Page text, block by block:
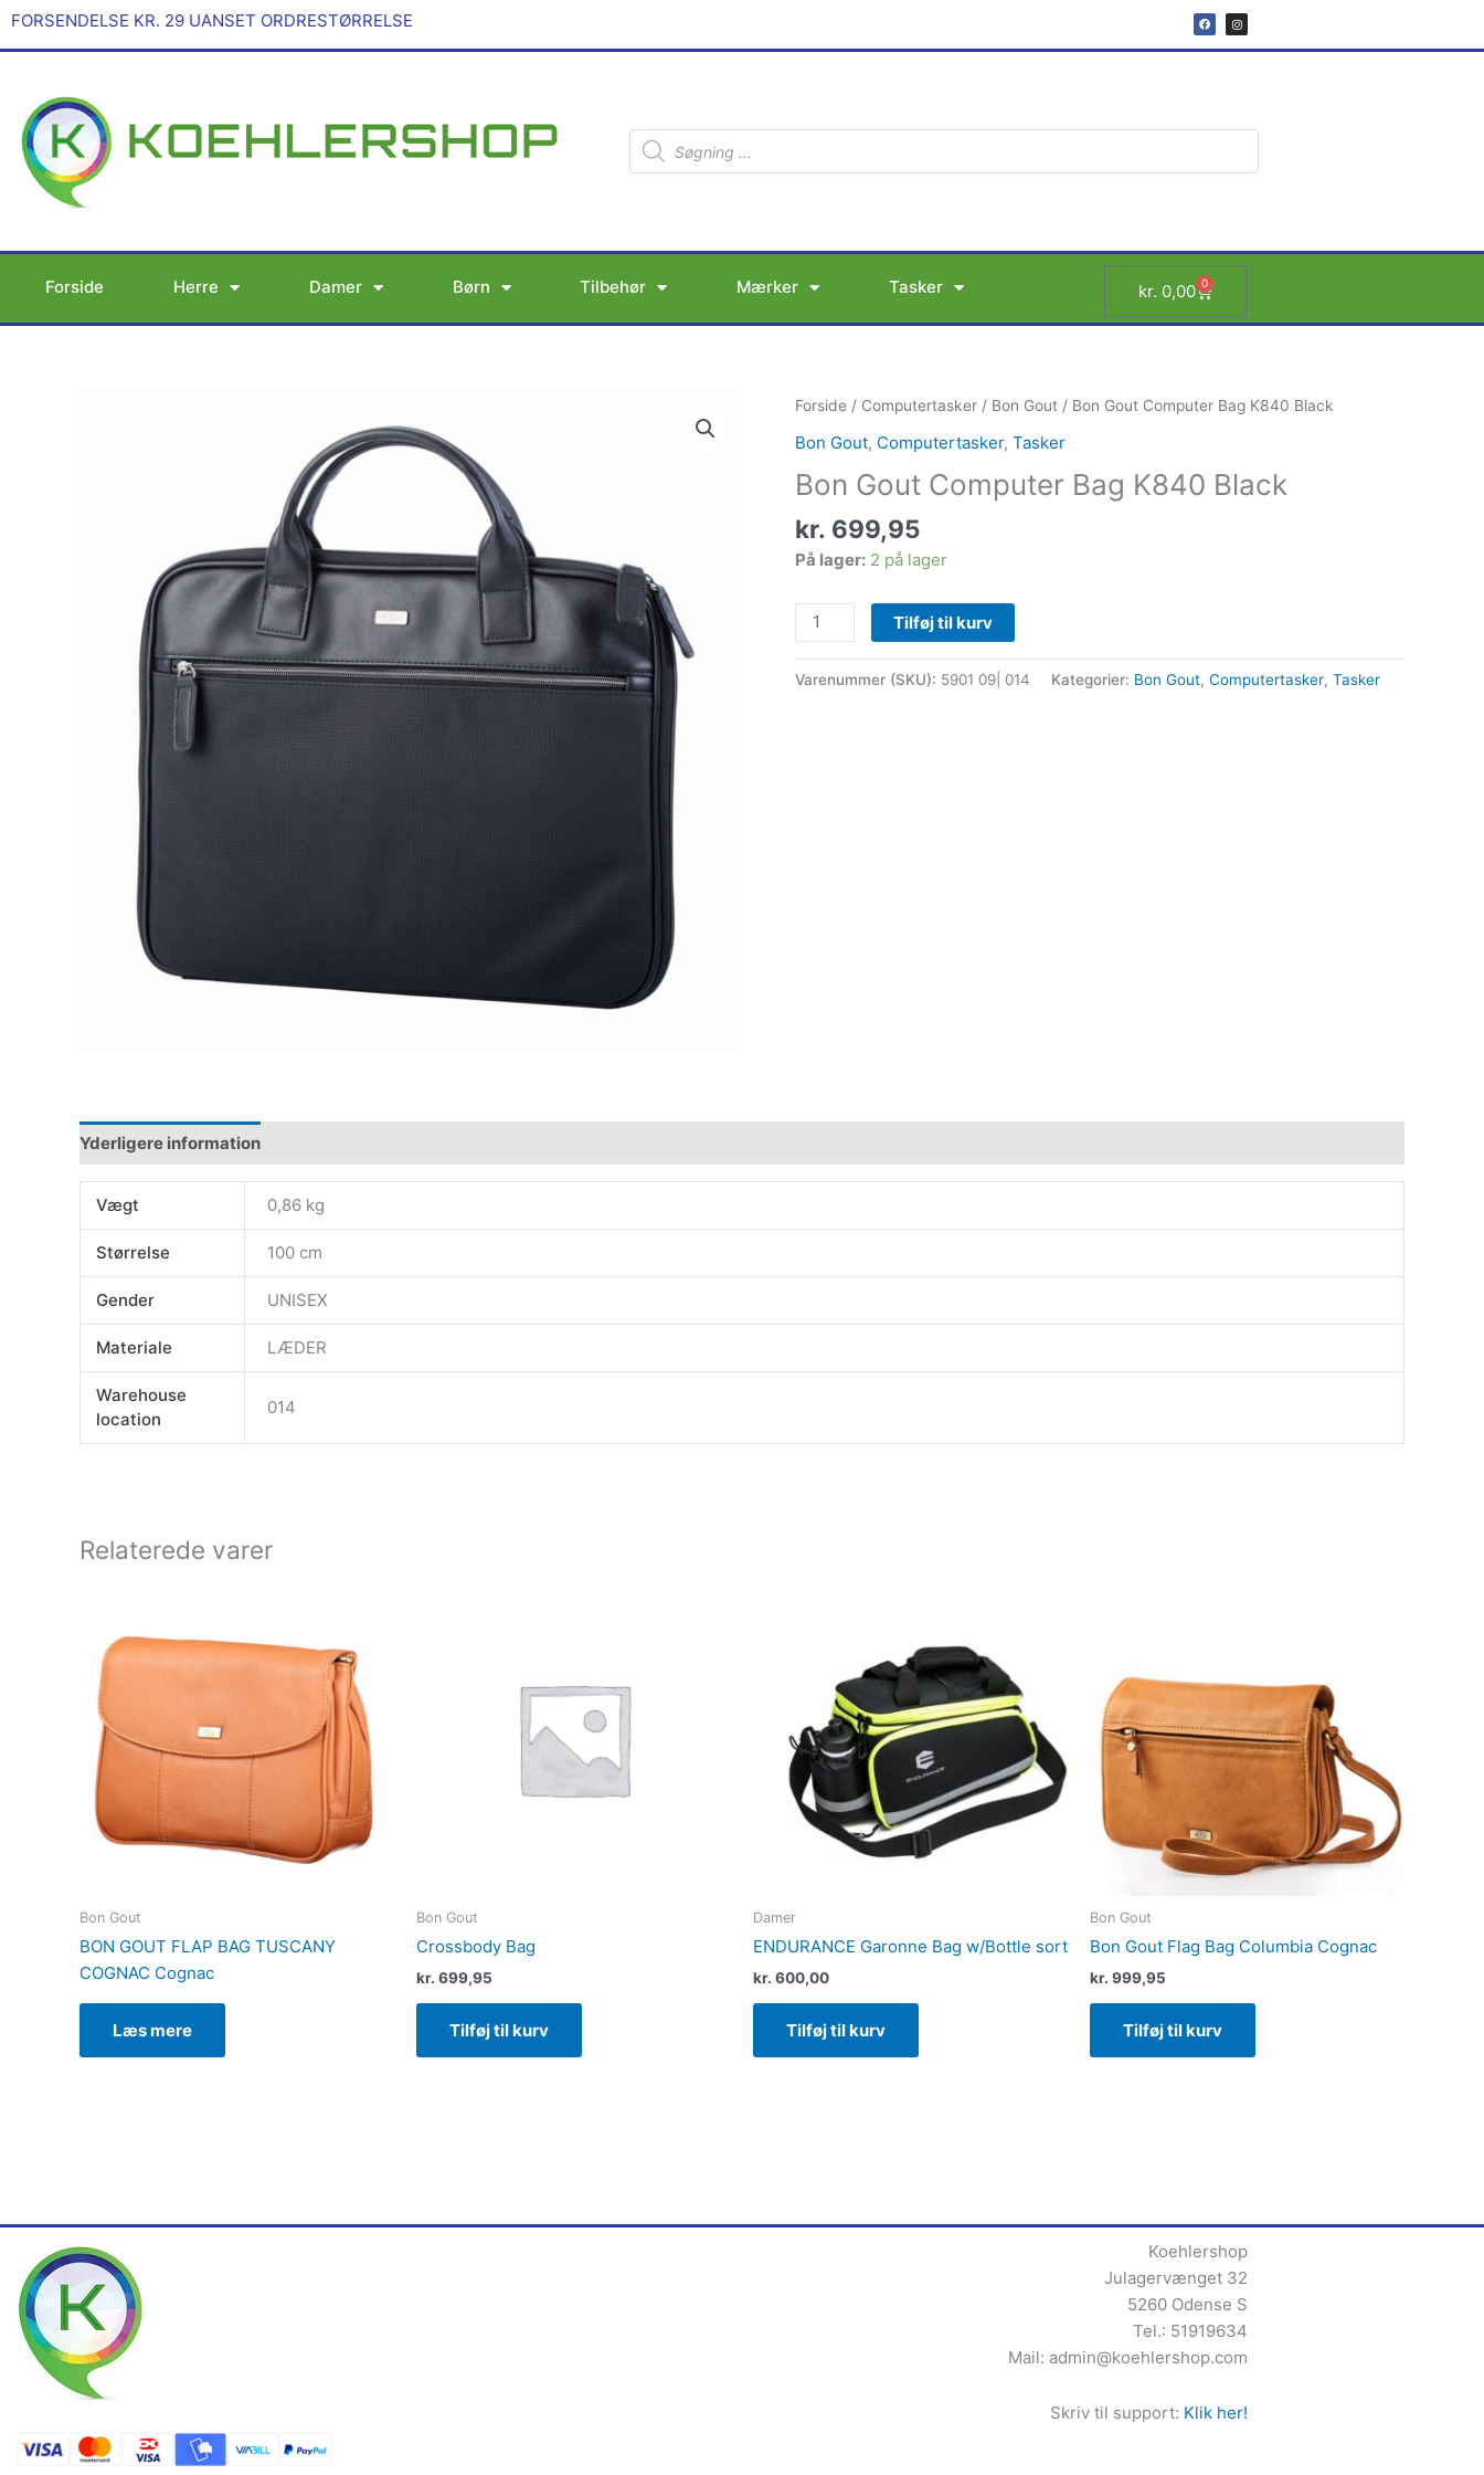
GåFORSENDELSE KR. 29 UANSET ORDRESTØRRELSE
F
a
c
e
I
n
s
t
Products
search
Forside Herre Damer Børn Tilbehør Mærker Tasker kr. 0,00 0
Kurv
Forside / Computertasker / Bon Gout / Bon Gout Computer Bag K840 Black
Bon Gout, Computertasker, Tasker
Bon Gout Computer Bag K840 Black
kr. 699,95
På lager: 2 på lager
Bon
Computer
Bag
Black
antal
Tilføj til kurv
Varenummer (SKU): 5901 09| 014 Kategorier: Bon Gout, Computertasker, Tasker
Yderligere information
Vægt 0,86 kg
Størrelse 100 cm
Gender UNISEX
Materiale LÆDER
Warehouse
location
014
Relaterede varer
Bon Gout
BON GOUT FLAP BAG TUSCANY
COGNAC Cognac
Læs mere
Bon Gout
Crossbody Bag
kr. 699,95
Tilføj til kurv
Damer
ENDURANCE Garonne Bag w/Bottle sort
kr. 600,00
Tilføj til kurv
Bon Gout
Bon Gout Flag Bag Columbia Cognac
kr. 999,95
Tilføj til kurv
Koehlershop
Julagervænget 32
5260 Odense S
Tel.: 51919634
Mail: admin@koehlershop.com
Skriv til support: Klik her!